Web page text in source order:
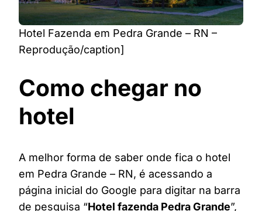
Hotel Fazenda em Pedra Grande – RN –
Reprodução/caption]
Como chegar no
hotel
A melhor forma de saber onde fica o hotel
em Pedra Grande – RN, é acessando a
página inicial do Google para digitar na barra
de pesquisa “Hotel fazenda Pedra Grande”,